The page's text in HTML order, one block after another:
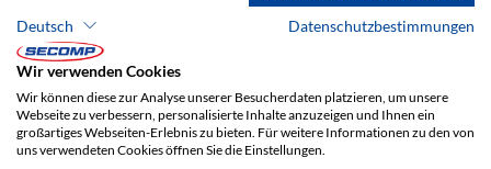
Brands Impressum
AGB
Deutsch
Datenschutzbestimmungen
Wir verwenden Cookies
Wir können diese zur Analyse unserer Besucherdaten platzieren, um unsere
Webseite zu verbessern, personalisierte Inhalte anzuzeigen und Ihnen ein
großartiges Webseiten-Erlebnis zu bieten. Für weitere Informationen zu den von
uns verwendeten Cookies öffnen Sie die Einstellungen.